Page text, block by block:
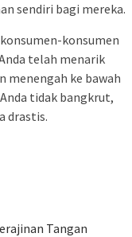
sendiri bagi mereka.
konsumen
telah menarik
menengah ke bawah
tidak bangkrut,
drastis.
Tangan